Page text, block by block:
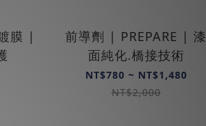
膜 |
前導劑 | PREPARE | 漆
面純化.橋接技術
NT$780 ~ NT$1,480
NT$2,000